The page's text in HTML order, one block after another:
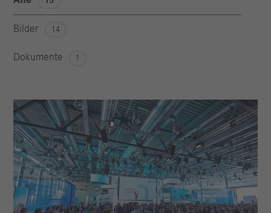
Bilder 14
Dokumente 1